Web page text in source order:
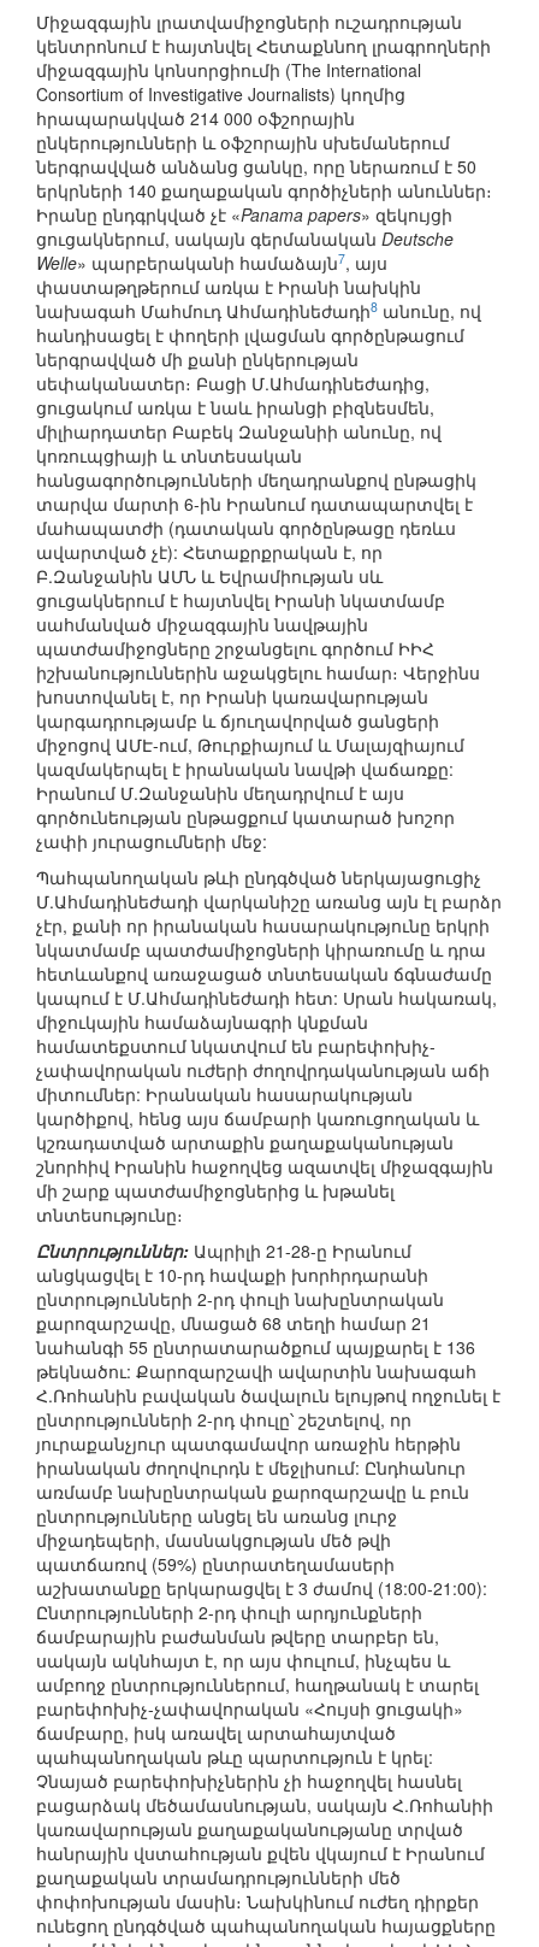
Միջազգային լրատվամիջոցների ուշադրության
կենտրոնում է հայտնվել Հետաքննող լրագրողների
միջազգային կոնսորցիումի (The International
Consortium of Investigative Journalists) կողմից
հրապարակված 214 000 օֆշորային
ընկերությունների և օֆշորային սխեմաներում
ներգրավված անձանց ցանկը, որը ներառում է 50
երկրների 140 քաղաքական գործիչների անուններ։
Իրանը ընդգրկված չէ «Panama papers» զեկույցի
ցուցակներում, սակայն գերմանական Deutsche
Welle» պարբերականի համաձայն7, այս
փաստաթղթերում առկա է Իրանի նախկին
նախագահ Մահմուդ Ահմադինեժադի8 անունը, ով
հանդիսացել է փողերի լվացման գործընթացում
ներգրավված մի քանի ընկերության
սեփականատեր։ Բացի Մ.Ահմադինեժադից,
ցուցակում առկա է նաև իրանցի բիզնեսմեն,
միլիարդատեր Բաբեկ Զանջանիի անունը, ով
կոռուպցիայի և տնտեսական
հանցագործությունների մեղադրանքով ընթացիկ
տարվա մարտի 6-ին Իրանում դատապարտվել է
մահապատժի (դատական գործընթացը դեռևս
ավարտված չէ): Հետաքրքրական է, որ
Բ.Զանջանին ԱՄՆ և Եվրամիության սև
ցուցակներում է հայտնվել Իրանի նկատմամբ
սահմանված միջազգային նավթային
պատժամիջոցները շրջանցելու գործում ԻԻՀ
իշխանություններին աջակցելու համար։ Վերջինս
խոստովանել է, որ Իրանի կառավարության
կարգադրությամբ և ճյուղավորված ցանցերի
միջոցով ԱՄԷ-ում, Թուրքիայում և Մալայզիայում
կազմակերպել է իրանական նավթի վաճառքը:
Իրանում Մ.Զանջանին մեղադրվում է այս
գործունեության ընթացքում կատարած խոշոր
չափի յուրացումների մեջ:
Պահպանողական թևի ընդգծված ներկայացուցիչ
Մ.Ահմադինեժադի վարկանիշը առանց այն էլ բարձր
չէր, քանի որ իրանական հասարակությունը երկրի
նկատմամբ պատժամիջոցների կիրառումը և դրա
հետևանքով առաջացած տնտեսական ճգնաժամը
կապում է Մ.Ահմադինեժադի հետ: Սրան հակառակ,
միջուկային համաձայնագրի կնքման
համատեքստում նկատվում են բարեփոխիչ-
չափավորական ուժերի ժողովրդականության աճի
միտումներ: Իրանական հասարակության
կարծիքով, հենց այս ճամբարի կառուցողական և
կշռադատված արտաքին քաղաքականության
շնորհիվ Իրանին հաջողվեց ազատվել միջազգային
մի շարք պատժամիջոցներից և խթանել
տնտեսությունը։
Ընտրություններ: Ապրիլի 21-28-ը Իրանում
անցկացվել է 10-րդ հավաքի խորհրդարանի
ընտրությունների 2-րդ փուլի նախընտրական
քարոզարշավը, մնացած 68 տեղի համար 21
նահանգի 55 ընտրատարածքում պայքարել է 136
թեկնածու: Քարոզարշավի ավարտին նախագահ
Հ.Ռոհանին բավական ծավալուն ելույթով ողջունել է
ընտրությունների 2-րդ փուլը՝ շեշտելով, որ
յուրաքանչյուր պատգամավոր առաջին հերթին
իրանական ժողովուրդն է մեջլիսում: Ընդհանուր
առմամբ նախընտրական քարոզարշավը և բուն
ընտրությունները անցել են առանց լուրջ
միջադեպերի, մասնակցության մեծ թվի
պատճառով (59%) ընտրատեղամասերի
աշխատանքը երկարացվել է 3 ժամով (18:00-21:00):
Ընտրությունների 2-րդ փուլի արդյունքների
ճամբարային բաժանման թվերը տարբեր են,
սակայն ակնհայտ է, որ այս փուլում, ինչպես և
ամբողջ ընտրություններում, հաղթանակ է տարել
բարեփոխիչ-չափավորական «Հույսի ցուցակի»
ճամբարը, իսկ առավել արտահայտված
պահպանողական թևը պարտություն է կրել:
Չնայած բարեփոխիչներին չի հաջողվել հասնել
բացարձակ մեծամասնության, սակայն Հ.Ռոհանիի
կառավարության քաղաքականությանը տրված
հանրային վստահության քվեն վկայում է Իրանում
քաղաքական տրամադրությունների մեծ
փոփոխության մասին։ Նախկինում ուժեղ դիրքեր
ունեցող ընդգծված պահպանողական հայացքները